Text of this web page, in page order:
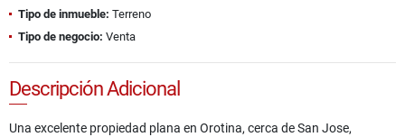
Tipo de inmueble: Terreno
Tipo de negocio: Venta
Descripción Adicional
Una excelente propiedad plana en Orotina, cerca de San Jose,